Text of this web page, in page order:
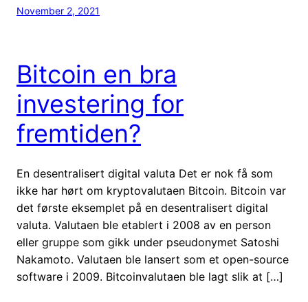
November 2, 2021
Bitcoin en bra
investering for
fremtiden?
En desentralisert digital valuta Det er nok få som
ikke har hørt om kryptovalutaen Bitcoin. Bitcoin var
det første eksemplet på en desentralisert digital
valuta. Valutaen ble etablert i 2008 av en person
eller gruppe som gikk under pseudonymet Satoshi
Nakamoto. Valutaen ble lansert som et open-source
software i 2009. Bitcoinvalutaen ble lagt slik at […]